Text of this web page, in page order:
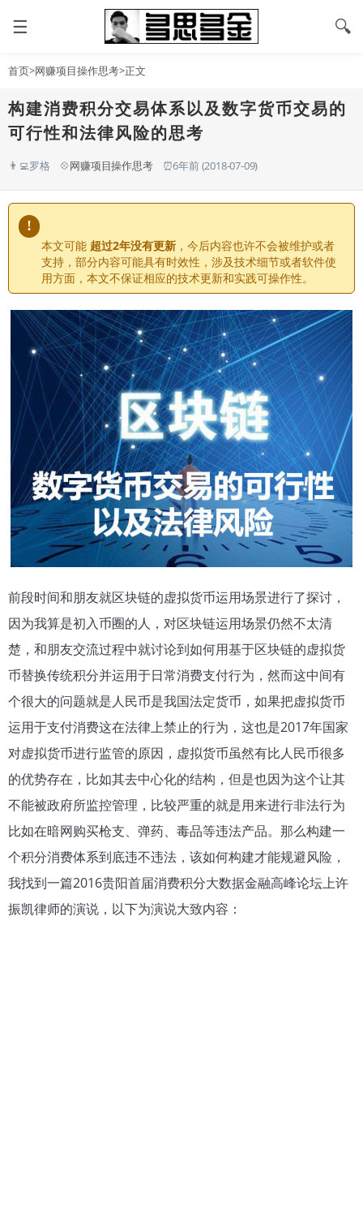
☰ 🔍
首页>网赚项目操作思考>正文
构建消费积分交易体系以及数字货币交易的
可行性和法律风险的思考
👨‍💻罗格 💠网赚项目操作思考 ⏰6年前 (2018-07-09)
!
本文可能 超过2年没有更新 ，今后内容也许不会被维护或者
支持，部分内容可能具有时效性，涉及技术细节或者软件使
用方面，本文不保证相应的技术更新和实践可操作性。
前段时间和朋友就区块链的虚拟货币运用场景进行了探讨，
因为我算是初入币圈的人，对区块链运用场景仍然不太清
楚，和朋友交流过程中就讨论到如何用基于区块链的虚拟货
币替换传统积分并运用于日常消费支付行为，然而这中间有
个很大的问题就是人民币是我国法定货币，如果把虚拟货币
运用于支付消费这在法律上禁止的行为，这也是2017年国家
对虚拟货币进行监管的原因，虚拟货币虽然有比人民币很多
的优势存在，比如其去中心化的结构，但是也因为这个让其
不能被政府所监控管理，比较严重的就是用来进行非法行为
比如在暗网购买枪支、弹药、毒品等违法产品。那么构建一
个积分消费体系到底违不违法，该如何构建才能规避风险，
我找到一篇2016贵阳首届消费积分大数据金融高峰论坛上许
振凯律师的演说，以下为演说大致内容：